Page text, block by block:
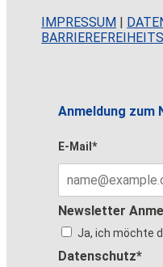
IMPRESSUM
Anmeldung zum
E-Mail*
Newsletter
Ja, ich möchte
Datenschutz*